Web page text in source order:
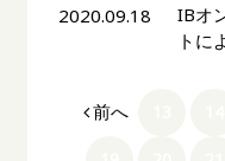
2020.09.18
IBオ
トに
前へ